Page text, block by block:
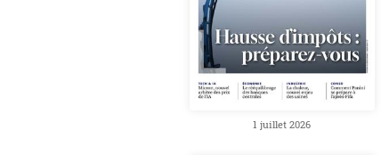
1 juillet 2026